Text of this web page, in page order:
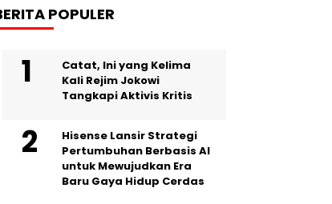
POPULER
Catat, Ini yang Kelima
Kali Rejim Jokowi
Tangkapi Aktivis Kritis
Hisense Lansir Strategi
Pertumbuhan Berbasis AI
untuk Mewujudkan Era
Baru Gaya Hidup Cerdas